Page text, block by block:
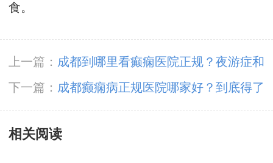
食。
上一篇： 成都到哪里看癫痫医院正规？夜游症和
癫痫该如何分辨吗？
下一篇： ​成都癫痫病正规医院哪家好？到底得了
癫痫病是怎么引起的？
相关阅读